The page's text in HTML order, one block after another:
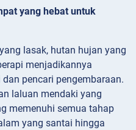
yang hebat untuk
lasak, hutan hujan yang
menjadikannya
pencari pengembaraan.
laluan mendaki yang
memenuhi semua tahap
yang santai hingga